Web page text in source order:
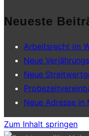
Neueste
Arbeitsrecht im
Neue
Neue
Neue Adresse in
Zum Inhalt springen